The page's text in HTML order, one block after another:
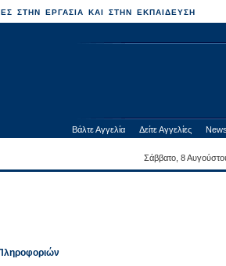
ΣΤΗΝ ΕΡΓΑΣΙΑ ΚΑΙ ΣΤΗΝ ΕΚΠΑΙΔΕΥΣΗ
Βάλτε Αγγελία Δείτε Αγγελίες
Σάββατο, 8